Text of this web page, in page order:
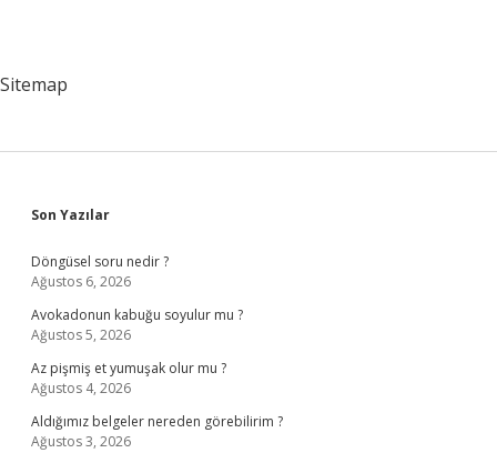
Sitemap
Sidebar
Son Yazılar
Döngüsel soru nedir ?
Ağustos 6, 2026
Avokadonun kabuğu soyulur mu ?
Ağustos 5, 2026
Az pişmiş et yumuşak olur mu ?
Ağustos 4, 2026
Aldığımız belgeler nereden görebilirim ?
Ağustos 3, 2026